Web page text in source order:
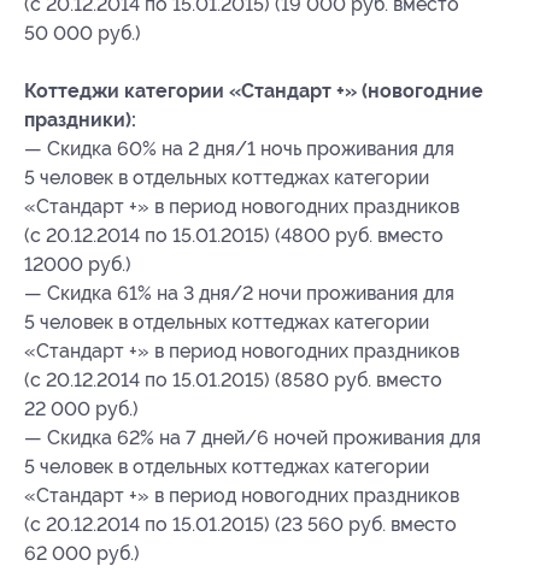
50 000 руб.)
Коттеджи категории «Стандарт +» (новогодние
праздники):
— Скидка 60% на 2 дня/1 ночь проживания для
5 человек в отдельных коттеджах категории
«Стандарт +» в период новогодних праздников
(с 20.12.2014 по 15.01.2015) (4800 руб. вместо
12000 руб.)
— Скидка 61% на 3 дня/2 ночи проживания для
5 человек в отдельных коттеджах категории
«Стандарт +» в период новогодних праздников
(с 20.12.2014 по 15.01.2015) (8580 руб. вместо
22 000 руб.)
— Скидка 62% на 7 дней/6 ночей проживания для
5 человек в отдельных коттеджах категории
«Стандарт +» в период новогодних праздников
(с 20.12.2014 по 15.01.2015) (23 560 руб. вместо
62 000 руб.)